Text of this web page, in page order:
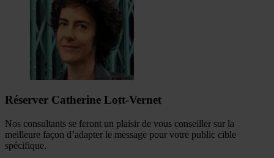
Réserver Catherine Lott-Vernet
Nos consultants se feront un plaisir de vous conseiller sur la
meilleure façon d’adapter le message pour votre public cible
spécifique.